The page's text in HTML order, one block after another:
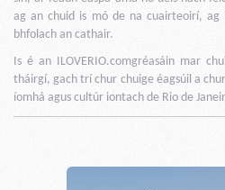
ag an chuid is mó de na cuairteoirí,
bhfolach an cathair.
Is é an ILOVERIO.comgréasáin mar
tháirgí, gach trí chur chuige éagsúil a
íomhá agus cultúr iontach de Rio de